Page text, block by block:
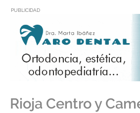
PUBLICIDAD
Rioja Centro y